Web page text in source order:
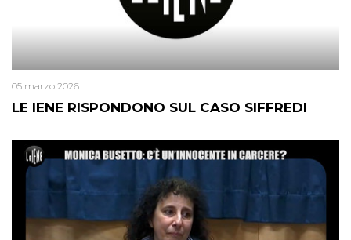
LE IENE RISPONDONO SUL CASO SIFFREDI
05 marzo 2026